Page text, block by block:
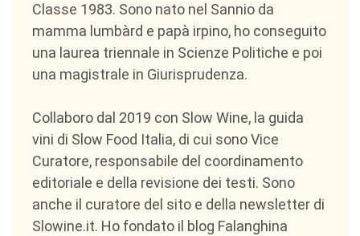
Classe 1983. Sono nato nel Sannio da
mamma lumbàrd e papà irpino, ho conseguito
una laurea triennale in Scienze Politiche e poi
una magistrale in Giurisprudenza.
Collaboro dal 2019 con Slow Wine, la guida
vini di Slow Food Italia, di cui sono Vice
Curatore, responsabile del coordinamento
editoriale e della revisione dei testi. Sono
anche il curatore del sito e della newsletter di
Slowine.it. Ho fondato il blog Falanghina